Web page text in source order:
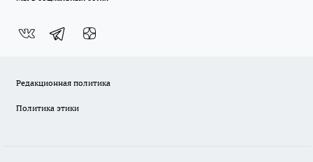
Редакционная политика
Политика этики